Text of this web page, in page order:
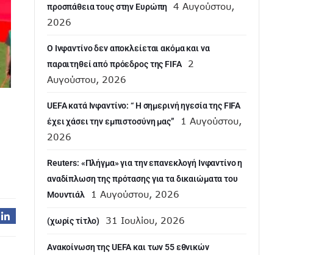
προσπάθεια τους στην Ευρώπη
4 Αυγούστου,
2026
Ο Ινφαντίνο δεν αποκλείεται ακόμα και να
παραιτηθεί από πρόεδρος της FIFA
2
Αυγούστου, 2026
UEFA κατά Ινφαντίνο: “ H σημερινή ηγεσία της FIFA
έχει χάσει την εμπιστοσύνη μας”
1 Αυγούστου,
2026
Reuters: «Πλήγμα» για την επανεκλογή Ινφαντίνο η
αναδίπλωση της πρότασης για τα δικαιώματα του
Μουντιάλ
1 Αυγούστου, 2026
(χωρίς τίτλο) 31 Ιουλίου, 2026
Aνακοίνωση της UEFA και των 55 εθνικών